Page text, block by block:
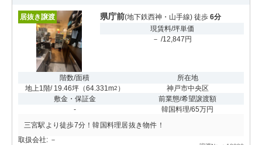
居抜き譲渡 県庁前(地下鉄西神・山手線) 徒歩 6分
現賃料/坪単価
－ /12,847円
階数/面積
地上1階/ 19.46坪（64.331m2 ）
所在地
神戸市中央区
敷金・保証金
-
前業態/希望譲渡額
韓国料理/65万円
三宮駅より徒歩7分！韓国料理居抜き物件！
取扱会社: －